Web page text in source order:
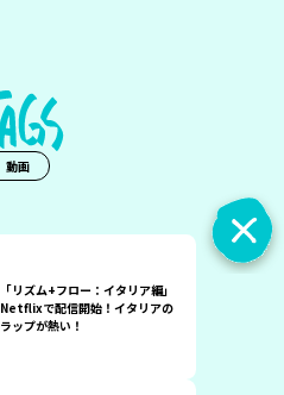
動画
「リズム+フロー：イタリア編」
Netflixで配信開始！イタリアの
ラップが熱い！